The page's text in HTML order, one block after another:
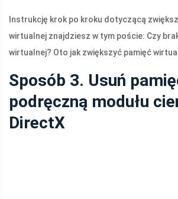
Instrukcję krok po kroku dotyczącą
wirtualnej znajdziesz w tym poście: Czy
wirtualnej? Oto jak zwiększyć pamięć
Sposób 3. Usuń
podręczną modułu
DirectX